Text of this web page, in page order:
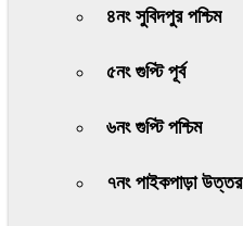
৪নং সুবিদপুর পশ্চিম
৫নং গুপ্টি পূর্ব
৬নং গুপ্টি পশ্চিম
৭নং পাইকপাড়া উত্তর